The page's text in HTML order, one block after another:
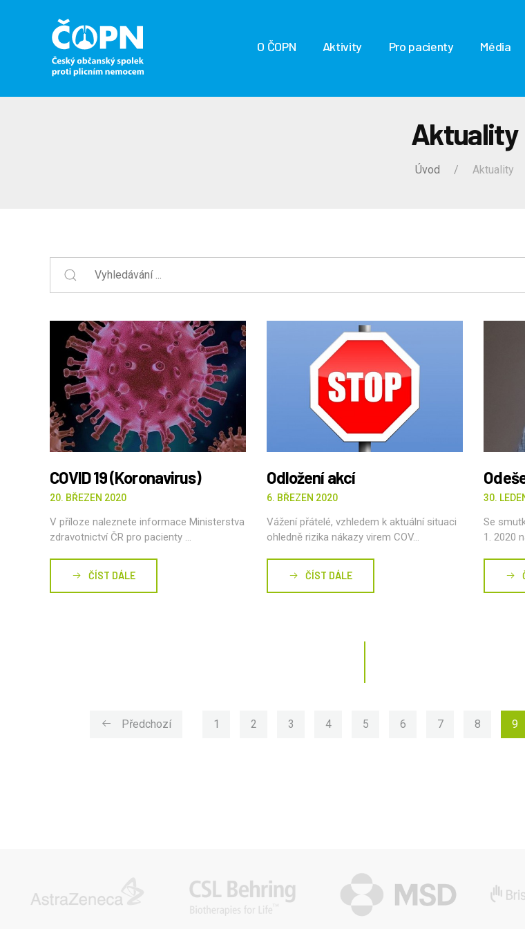
O ČOPN Aktivity Pro pacienty Média
Aktuality
Úvod Aktuality
COVID 19 (Koronavirus)
20. BŘEZEN 2020
V příloze naleznete informace Ministerstva
zdravotnictví ČR pro pacienty ...
ČÍST DÁLE
Odložení akcí
6. BŘEZEN 2020
Vážení přátelé, vzhledem k aktuální situaci
ohledně rizika nákazy virem COV...
ČÍST DÁLE
30.
Se
1. 2020
Předchozí 1 (current)
2 (current)
3 (current)
4(current)
5(current)
6(current)
7(current)
8(current)
9